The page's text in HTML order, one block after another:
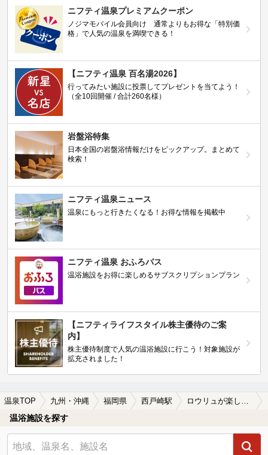
ニフティ温泉プレミアムクーポン
ノジマモバイル会員向け 通常よりもお得な「特別価
格」で人気の温泉を満喫できる！
【ニフティ温泉 百名湯2026】
行ってみたい施設に投票してプレゼントを当てよう！
（全10回開催 / 合計260名様）
岩盤浴特集
日本全国の岩盤浴情報だけをピックアップ。まとめて
検索！
ニフティ温泉ニュース
温泉にもっと行きたくなる！お得な情報を掲載中
ニフティ温泉 おふろパス
温浴施設をお得に楽しめるサブスクリプションプラン
【ニフティライフスタイル株主優待のご案
内】
株主優待制度で人気の温浴施設に行こう！対象施設が
拡充されました！
温泉TOP 九州・沖縄 福岡県 西戸崎駅
温浴施設を探す